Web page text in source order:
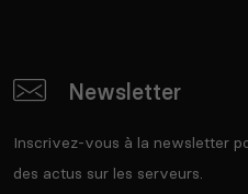
Newsletter
Inscrivez-vous à la newsletter
des actus sur les serveurs.